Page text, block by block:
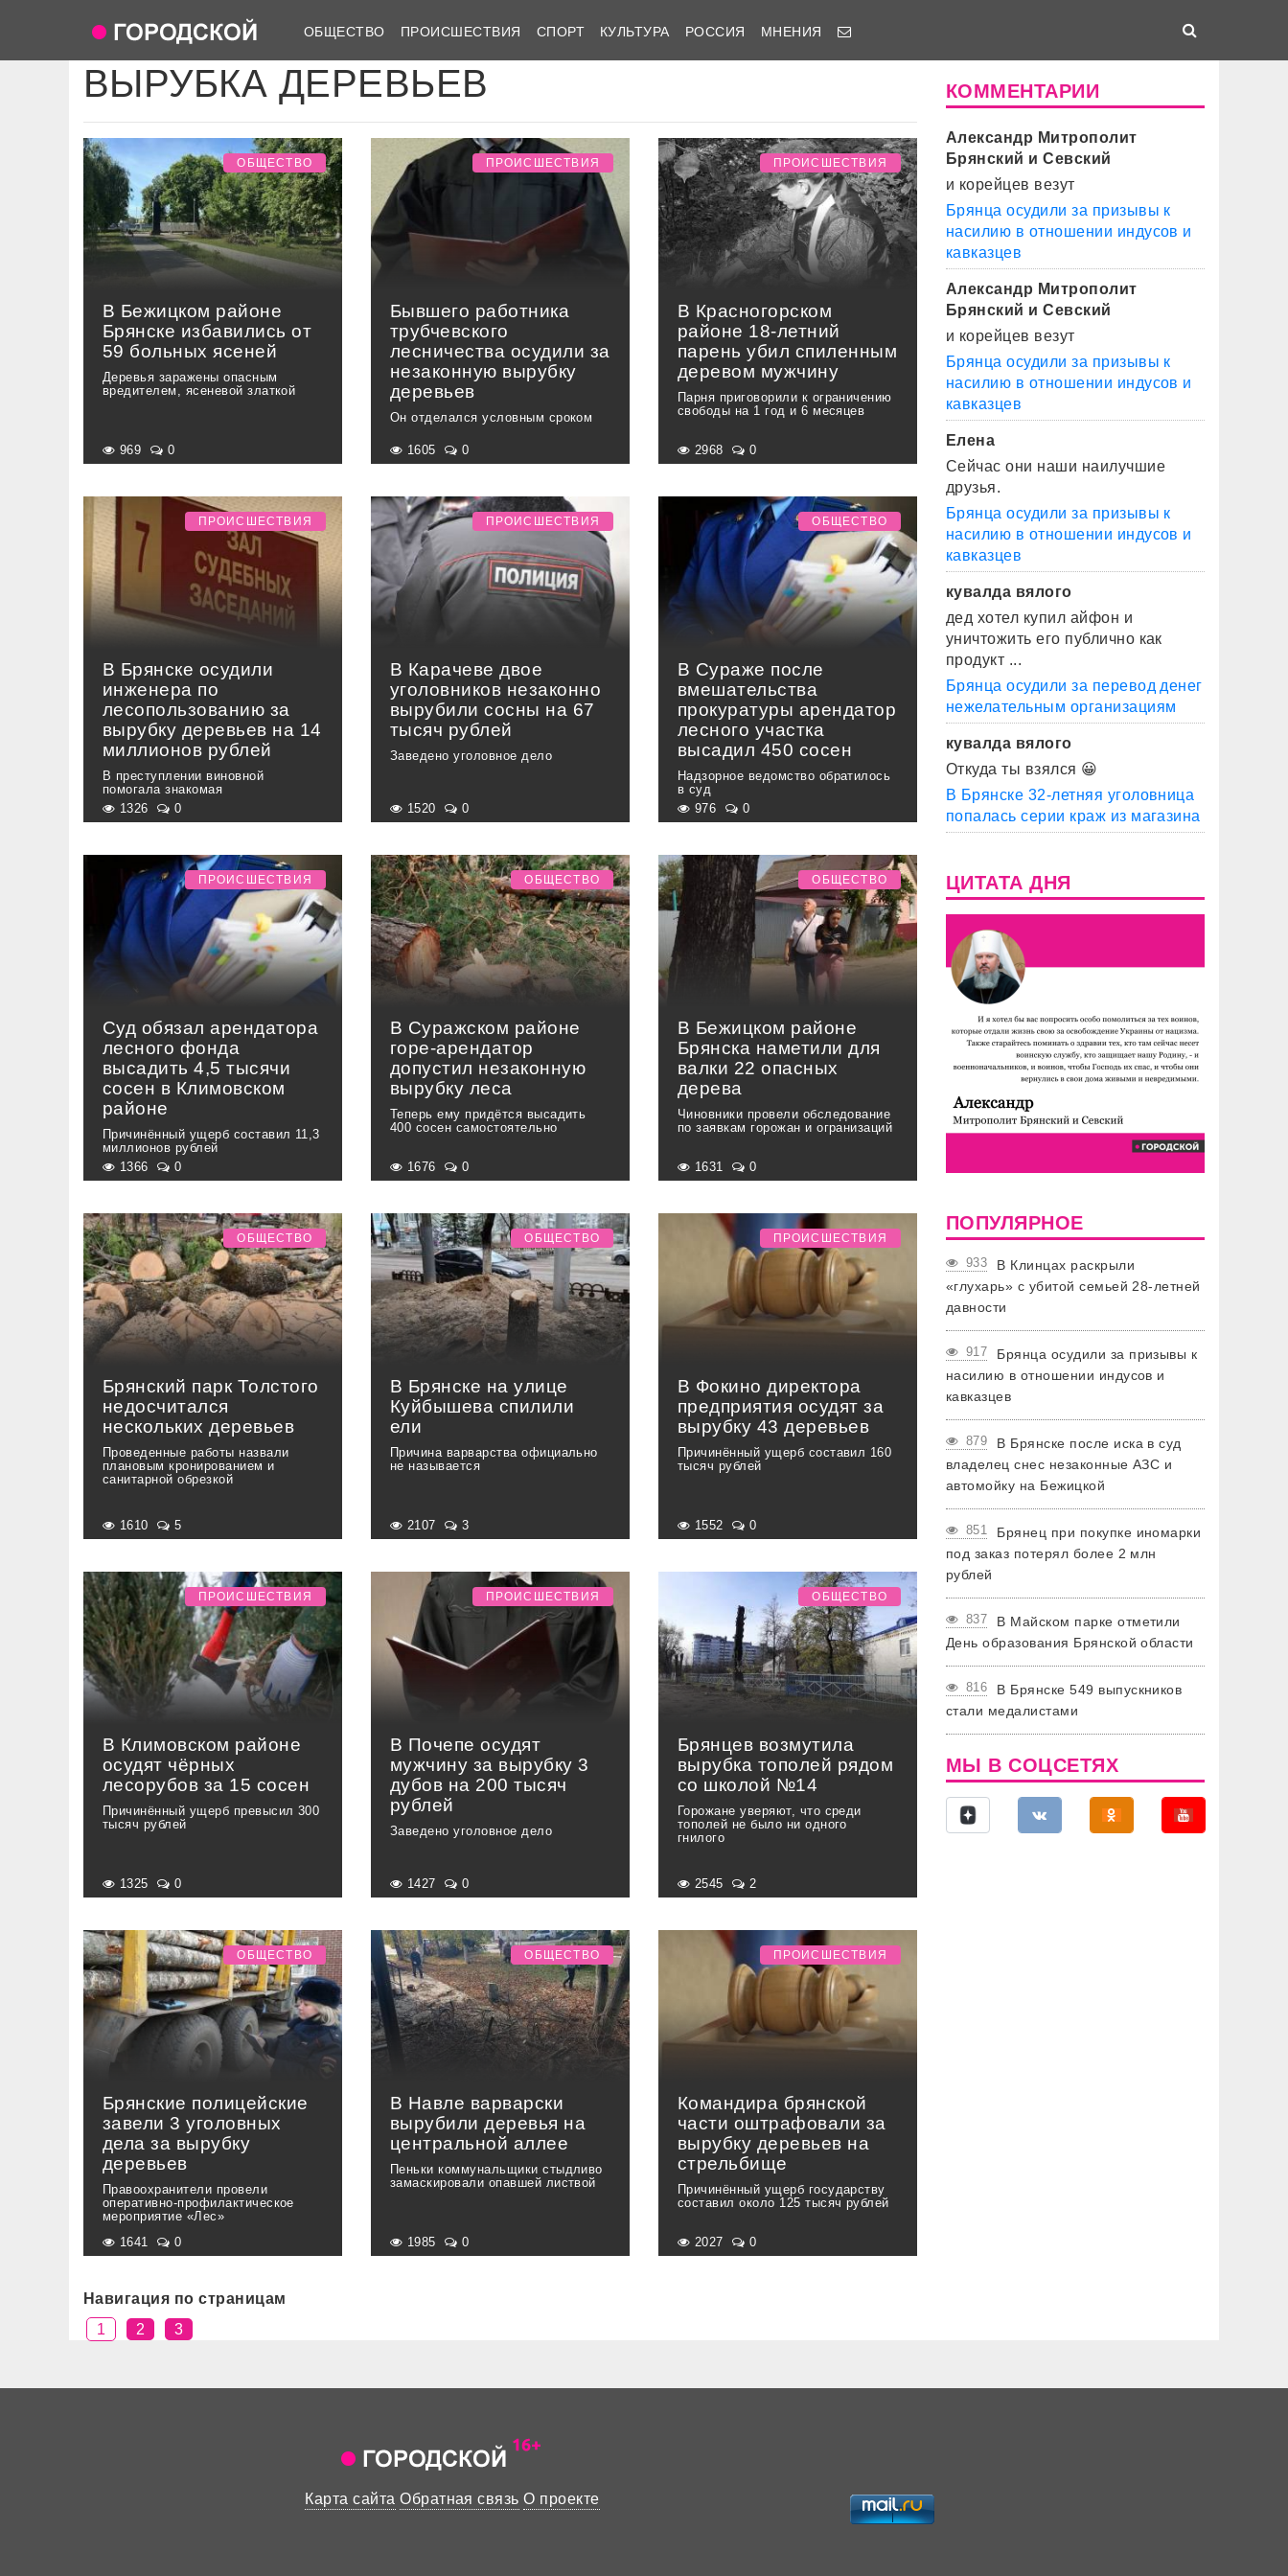
ОБЩЕСТВО ПРОИСШЕСТВИЯ СПОРТ КУЛЬТУРА РОССИЯ МНЕНИЯ
ВЫРУБКА ДЕРЕВЬЕВ
В Бежицком районе
Брянске избавились от
59 больных ясеней
Деревья заражены опасным
вредителем, ясеневой златкой
ОБЩЕСТВО
969 0
Бывшего работника
трубчевского
лесничества осудили за
незаконную вырубку
деревьев
Он отделался условным сроком
ПРОИСШЕСТВИЯ
1605 0
В Красногорском
районе 18-летний
парень убил спиленным
деревом мужчину
Парня приговорили к ограничению
свободы на 1 год и 6 месяцев
ПРОИСШЕСТВИЯ
2968 0
В Брянске осудили
инженера по
лесопользованию за
вырубку деревьев на 14
миллионов рублей
В преступлении виновной
помогала знакомая
ПРОИСШЕСТВИЯ
1326 0
В Карачеве двое
уголовников незаконно
вырубили сосны на 67
тысяч рублей
Заведено уголовное дело
ПРОИСШЕСТВИЯ
1520 0
В Сураже после
вмешательства
прокуратуры арендатор
лесного участка
высадил 450 сосен
Надзорное ведомство обратилось
в суд
ОБЩЕСТВО
976 0
Суд обязал арендатора
лесного фонда
высадить 4,5 тысячи
сосен в Климовском
районе
Причинённый ущерб составил 11,3
миллионов рублей
ПРОИСШЕСТВИЯ
1366 0
В Суражском районе
горе-арендатор
допустил незаконную
вырубку леса
Теперь ему придётся высадить
400 сосен самостоятельно
ОБЩЕСТВО
1676 0
В Бежицком районе
Брянска наметили для
валки 22 опасных
дерева
Чиновники провели обследование
по заявкам горожан и огранизаций
ОБЩЕСТВО
1631 0
Брянский парк Толстого
недосчитался
нескольких деревьев
Проведенные работы назвали
плановым кронированием и
санитарной обрезкой
ОБЩЕСТВО
1610 5
В Брянске на улице
Куйбышева спилили
ели
Причина варварства официально
не называется
ОБЩЕСТВО
2107 3
В Фокино директора
предприятия осудят за
вырубку 43 деревьев
Причинённый ущерб составил 160
тысяч рублей
ПРОИСШЕСТВИЯ
1552 0
В Климовском районе
осудят чёрных
лесорубов за 15 сосен
Причинённый ущерб превысил 300
тысяч рублей
ПРОИСШЕСТВИЯ
1325 0
В Почепе осудят
мужчину за вырубку 3
дубов на 200 тысяч
рублей
Заведено уголовное дело
ПРОИСШЕСТВИЯ
1427 0
Брянцев возмутила
вырубка тополей рядом
со школой №14
Горожане уверяют, что среди
тополей не было ни одного
гнилого
ОБЩЕСТВО
2545 2
Брянские полицейские
завели 3 уголовных
дела за вырубку
деревьев
Правоохранители провели
оперативно-профилактическое
мероприятие «Лес»
ОБЩЕСТВО
1641 0
В Навле варварски
вырубили деревья на
центральной аллее
Пеньки коммунальщики стыдливо
замаскировали опавшей листвой
ОБЩЕСТВО
1985 0
Командира брянской
части оштрафовали за
вырубку деревьев на
стрельбище
Причинённый ущерб государству
составил около 125 тысяч рублей
ПРОИСШЕСТВИЯ
2027 0
Навигация по страницам
1
2 3
КОММЕНТАРИИ
Александр Митрополит
Брянский и Севский
и корейцев везут
Брянца осудили за призывы к
насилию в отношении индусов и
кавказцев
Александр Митрополит
Брянский и Севский
и корейцев везут
Брянца осудили за призывы к
насилию в отношении индусов и
кавказцев
Елена
Сейчас они наши наилучшие
друзья.
Брянца осудили за призывы к
насилию в отношении индусов и
кавказцев
кувалда вялого
дед хотел купил айфон и
уничтожить его публично как
продукт ...
Брянца осудили за перевод денег
нежелательным организациям
кувалда вялого
Откуда ты взялся 😀
В Брянске 32-летняя уголовница
попалась серии краж из магазина
ЦИТАТА ДНЯ
ПОПУЛЯРНОЕ
933
В Клинцах раскрыли
«глухарь» с убитой семьей 28-летней
давности
917
Брянца осудили за призывы к
насилию в отношении индусов и
кавказцев
879
В Брянске после иска в суд
владелец снес незаконные АЗС и
автомойку на Бежицкой
851
Брянец при покупке иномарки
под заказ потерял более 2 млн
рублей
837
В Майском парке отметили
День образования Брянской области
816
В Брянске 549 выпускников
стали медалистами
МЫ В СОЦСЕТЯХ
Карта сайта Обратная связь О проекте